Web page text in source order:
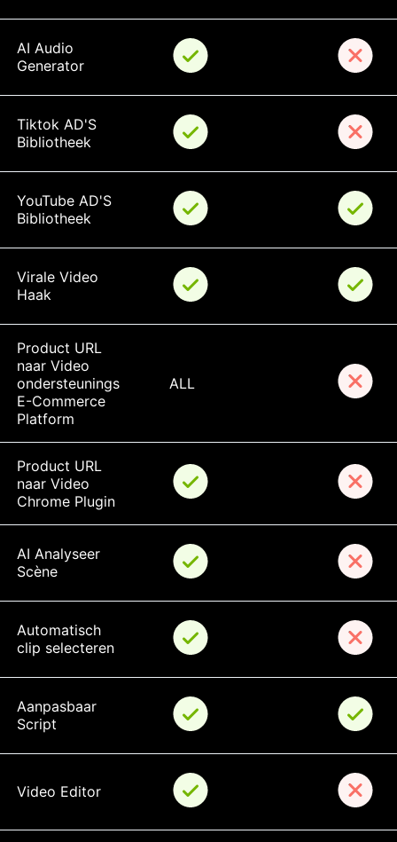
AI Audio
Generator
Tiktok AD'S
Bibliotheek
YouTube AD'S
Bibliotheek
Virale Video
Haak
Product URL
naar Video
ondersteunings
E-Commerce
Platform
ALL
Product URL
naar Video
Chrome Plugin
AI Analyseer
Scène
Automatisch
clip selecteren
Aanpasbaar
Script
Video Editor